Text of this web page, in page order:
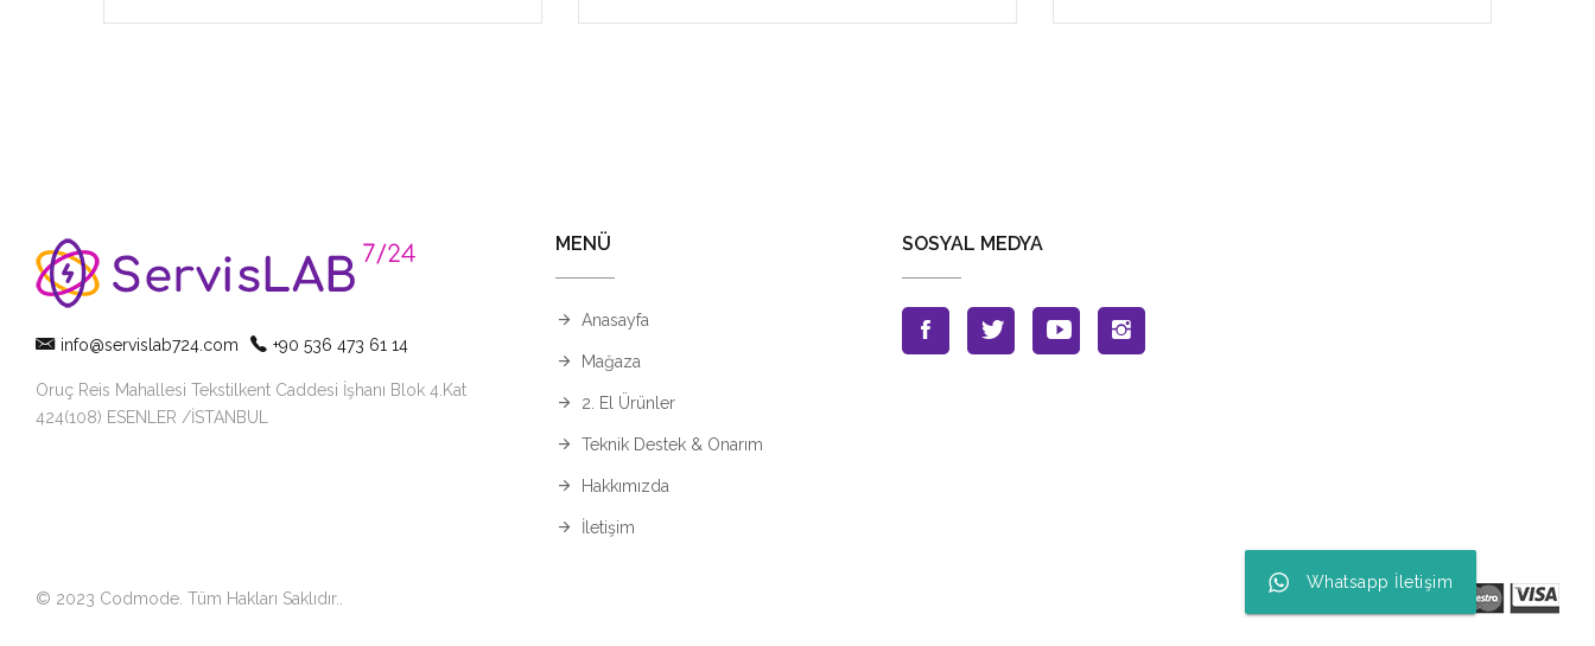
info@servislab724.com +90 536 473 61 14
Oruç Reis Mahallesi Tekstilkent Caddesi İşhanı Blok 4.Kat
424(108) ESENLER /İSTANBUL
MENÜ
Anasayfa
Mağaza
2. El Ürünler
Teknik Destek & Onarım
Hakkımızda
İletişim
SOSYAL MEDYA
© 2023 Codmode. Tüm Hakları Saklıdır.
Whatsapp İletişim